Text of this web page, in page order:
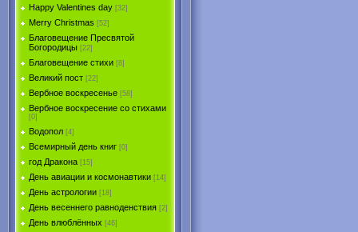
Happy Valentines day [32]
Merry Christmas [52]
Благовещение Пресвятой
Богородицы [22]
Благовещение стихи [8]
Великий пост [22]
Вербное воскресенье [58]
Вербное воскресение со стихами
[0]
Водопол [4]
Всемирный день книг [0]
год Дракона [15]
День авиации и космонавтики [14]
День астрологии [18]
День весеннего равноденствия [2]
День влюблённых [46]